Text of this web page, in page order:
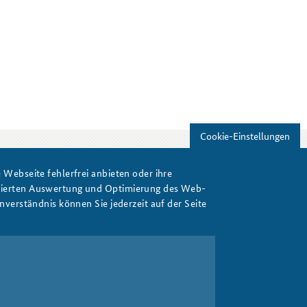
Cookie-Einstellungen
Webseite fehlerfrei anbieten oder ihre
Auswertung und Optimierung des Web-
können Sie jederzeit auf der Seite